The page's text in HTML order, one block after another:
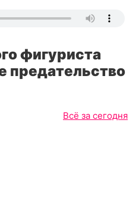
фигуриста
предательство
Всё за сегодня